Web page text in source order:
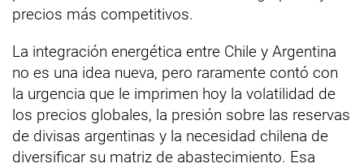
precios más competitivos.
La integración energética entre Chile y Argentina
no es una idea nueva, pero raramente contó con
la urgencia que le imprimen hoy la volatilidad de
los precios globales, la presión sobre las reservas
de divisas argentinas y la necesidad chilena de
diversificar su matriz de abastecimiento. Esa